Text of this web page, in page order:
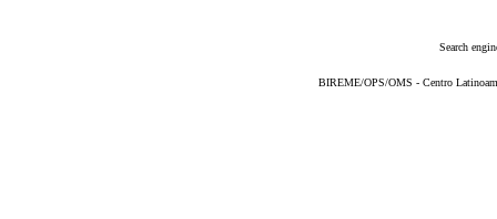
Search
BIREME/OPS/OMS - Centro